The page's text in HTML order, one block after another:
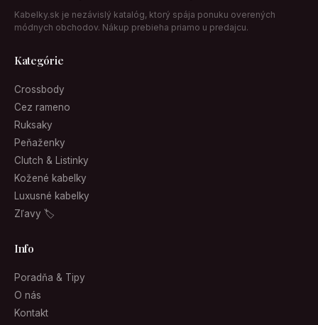
Kabelky.sk je nezávislý katalóg, ktorý spája ponuku overených
módnych obchodov. Nákup prebieha priamo u predajcu.
Kategórie
Crossbody
Cez rameno
Ruksaky
Peňaženky
Clutch & Listinky
Kožené kabelky
Luxusné kabelky
Zľavy 🏷
Info
Poradňa & Tipy
O nás
Kontakt